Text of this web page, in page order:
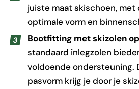
juiste maat skischoen,
optimale vorm en
Bootfitting met skizolen
standaard inlegzolen
voldoende ondersteuning.
pasvorm krijg je door je